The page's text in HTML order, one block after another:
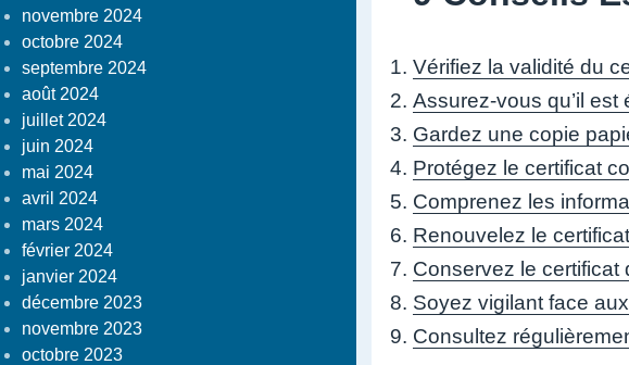
novembre 2024
octobre 2024
septembre 2024
août 2024
juillet 2024
juin 2024
mai 2024
avril 2024
mars 2024
février 2024
janvier 2024
décembre 2023
novembre 2023
octobre 2023
Vérifiez la validité du
Assurez-vous qu’il
Gardez une copie
Protégez le certificat
Comprenez les
Renouvelez le
Conservez le
Soyez vigilant face
Consultez